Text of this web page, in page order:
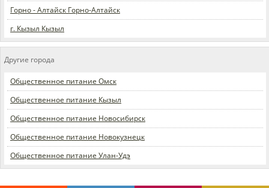
Горно - Алтайск Горно-Алтайск
г. Кызыл Кызыл
Другие города
Общественное питание Омск
Общественное питание Кызыл
Общественное питание Новосибирск
Общественное питание Новокузнецк
Общественное питание Улан-Удэ